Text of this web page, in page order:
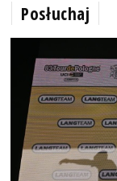
Posłuchaj